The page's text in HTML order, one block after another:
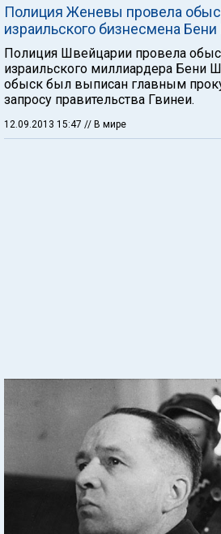
Полиция Женевы провела
израильского бизнесмена
Полиция Швейцарии провела
израильского миллиардера Бени
обыск был выписан главным
запросу правительства Гвинеи.
12.09.2013 15:47 // В мире